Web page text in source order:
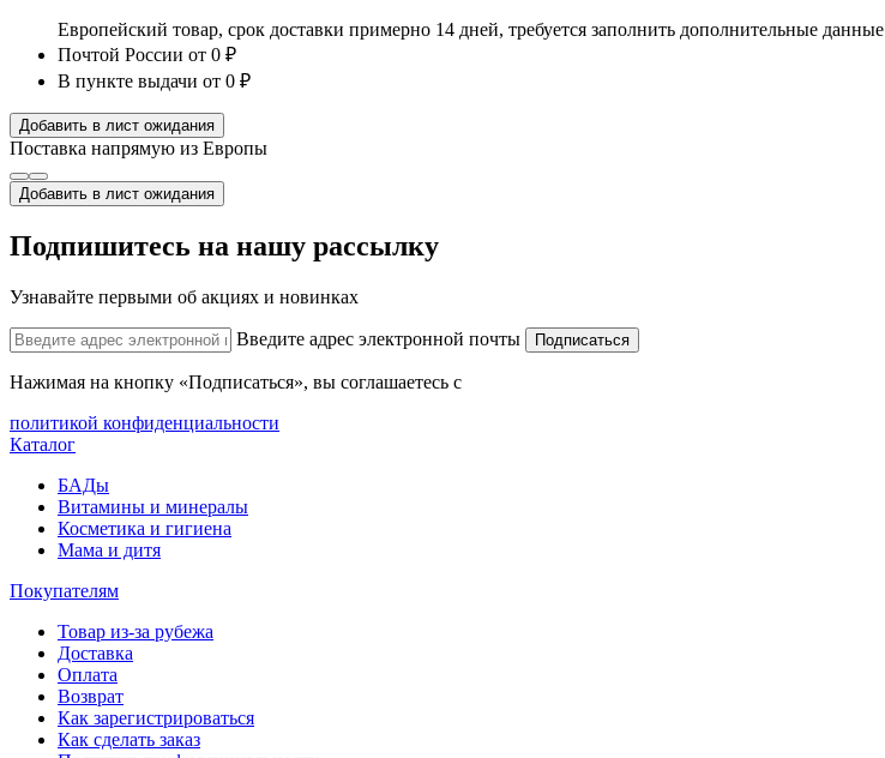
Европейский товар, срок доставки примерно 14 дней, требуется заполнить дополнительные данные
Почтой России от 0 ₽
В пункте выдачи от 0 ₽
Добавить в лист ожидания
Поставка напрямую из Европы
Добавить в лист ожидания
Подпишитесь на нашу рассылку
Узнавайте первыми об акциях и новинках
Введите адрес электронной почты Подписаться
Нажимая на кнопку «Подписаться», вы соглашаетесь с
политикой конфиденциальности
Каталог
БАДы
Витамины и минералы
Косметика и гигиена
Мама и дитя
Покупателям
Товар из-за рубежа
Доставка
Оплата
Возврат
Как зарегистрироваться
Как сделать заказ